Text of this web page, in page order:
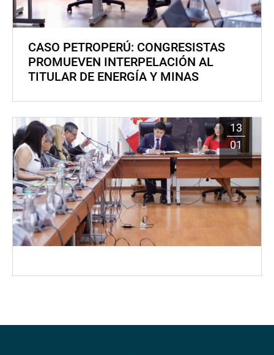
CASO PETROPERÚ: CONGRESISTAS
PROMUEVEN INTERPELACIÓN AL
TITULAR DE ENERGÍA Y MINAS
13
01